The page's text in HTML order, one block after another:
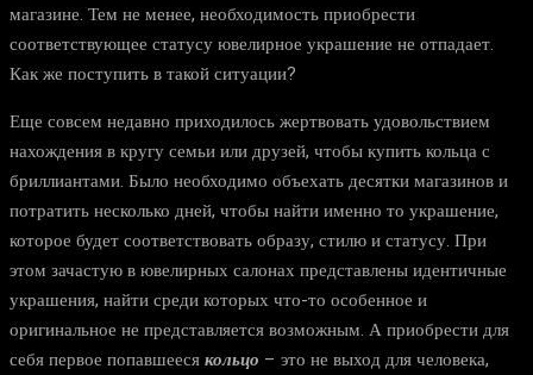
магазине. Тем не менее, необходимость приобрести
соответствующее статусу ювелирное украшение не отпадает.
Как же поступить в такой ситуации?
Еще совсем недавно приходилось жертвовать удовольствием
нахождения в кругу семьи или друзей, чтобы купить кольца с
бриллиантами. Было необходимо объехать десятки магазинов и
потратить несколько дней, чтобы найти именно то украшение,
которое будет соответствовать образу, стилю и статусу. При
этом зачастую в ювелирных салонах представлены идентичные
украшения, найти среди которых что-то особенное и
оригинальное не представляется возможным. А приобрести для
себя первое попавшеесякольцо – это не выход для человека,